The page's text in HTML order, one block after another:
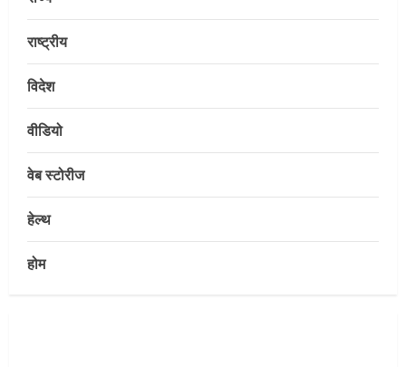
राष्ट्रीय
विदेश
वीडियो
वेब स्टोरीज
हेल्थ
होम
सेल, राउरकेला इस्पात संयंत्र में नई उच्च क्षमता
5
7-8-2026